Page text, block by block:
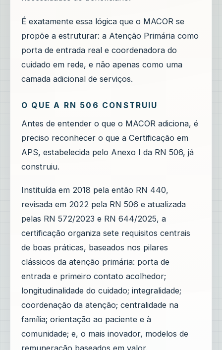
É exatamente essa lógica que o MACOR se
propõe a estruturar: a Atenção Primária como
porta de entrada real e coordenadora do
cuidado em rede, e não apenas como uma
camada adicional de serviços.
O QUE A RN 506 CONSTRUIU
Antes de entender o que o MACOR adiciona, é
preciso reconhecer o que a Certificação em
APS, estabelecida pelo Anexo I da RN 506, já
construiu.
Instituída em 2018 pela então RN 440,
revisada em 2022 pela RN 506 e atualizada
pelas RN 572/2023 e RN 644/2025, a
certificação organiza sete requisitos centrais
de boas práticas, baseados nos pilares
clássicos da atenção primária: porta de
entrada e primeiro contato acolhedor;
longitudinalidade do cuidado; integralidade;
coordenação da atenção; centralidade na
família; orientação ao paciente e à
comunidade; e, o mais inovador, modelos de